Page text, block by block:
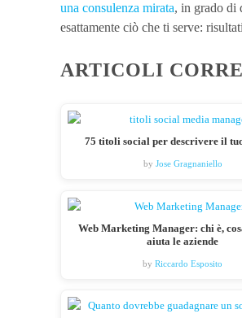
una consulenza mirata, in grado di
esattamente ciò che ti serve:
ARTICOLI
75 titoli social per descrivere il
by Jose Gragnaniello
Web Marketing Manager: chi è,
aiuta le aziende
by Riccardo Esposito